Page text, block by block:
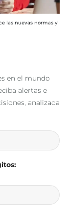
las nuevas normas y
en el mundo
alertas e
analizada